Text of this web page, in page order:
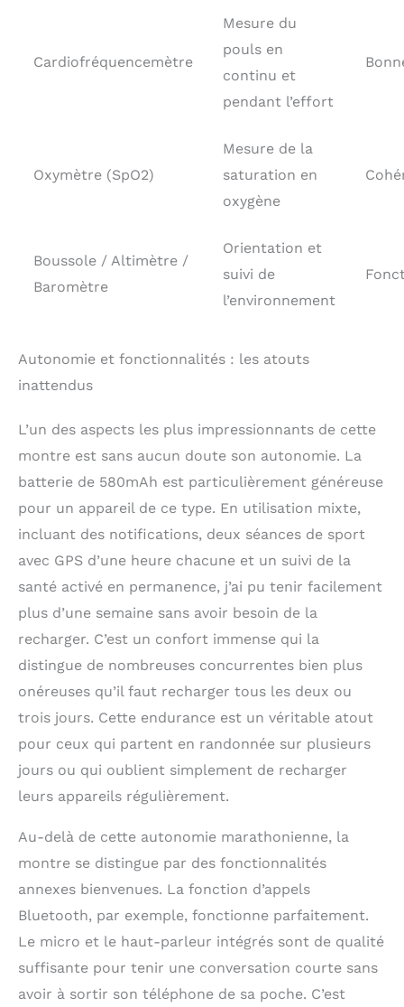
Cardiofréquencemètre
Mesure du
pouls en
continu et
pendant l’effort
Oxymètre (SpO2)
Mesure de la
saturation en
oxygène
Boussole / Altimètre /
Baromètre
Orientation et
suivi de
l’environnement
Autonomie et fonctionnalités : les atouts
inattendus
L’un des aspects les plus impressionnants de cette
montre est sans aucun doute son autonomie. La
batterie de 580mAh est particulièrement généreuse
pour un appareil de ce type. En utilisation mixte,
incluant des notifications, deux séances de sport
avec GPS d’une heure chacune et un suivi de la
santé activé en permanence, j’ai pu tenir facilement
plus d’une semaine sans avoir besoin de la
recharger. C’est un confort immense qui la
distingue de nombreuses concurrentes bien plus
onéreuses qu’il faut recharger tous les deux ou
trois jours. Cette endurance est un véritable atout
pour ceux qui partent en randonnée sur plusieurs
jours ou qui oublient simplement de recharger
leurs appareils régulièrement.
Au-delà de cette autonomie marathonienne, la
montre se distingue par des fonctionnalités
annexes bienvenues. La fonction d’appels
Bluetooth, par exemple, fonctionne parfaitement.
Le micro et le haut-parleur intégrés sont de qualité
suffisante pour tenir une conversation courte sans
avoir à sortir son téléphone de sa poche. C’est